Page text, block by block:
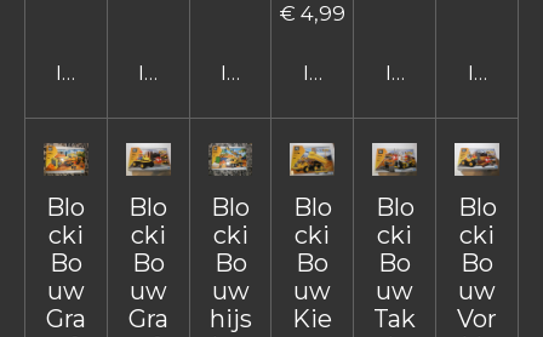
In winkelwagenIn winkelwagenIn winkelwagen
€ 4,99
In winkelwagen
In In
Blo
cki
Bo
uw
Gra
Blo
cki
Bo
uw
Gra
Blo
cki
Bo
uw
hijs
Blo
cki
Bo
uw
Kie
Blo
cki
Bo
uw
Tak
Blo
cki
Bo
uw
Vor